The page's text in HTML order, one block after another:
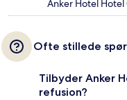
Anker Hotel Hotel
Ofte stillede
Tilbyder Anker
refusion?